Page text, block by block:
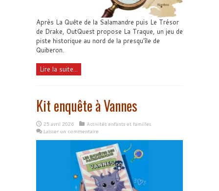
Après La Quête de la Salamandre puis Le Trésor
de Drake, OutQuest propose La Traque, un jeu de
piste historique au nord de la presqu'île de
Quiberon.
Lire la suite...
Kit enquête à Vannes
25 avril 2026
Activités enfants et familles
Laisser un commentaire